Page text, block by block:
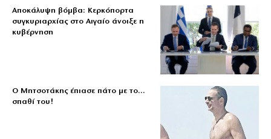
Αποκάλυψη βόμβα: Κερκόπορτα
συγκυριαρχίας στο Αιγαίο άνοιξε η
κυβέρνηση
Ο Μητσοτάκης έπιασε πάτο με το…
σπαθί του!